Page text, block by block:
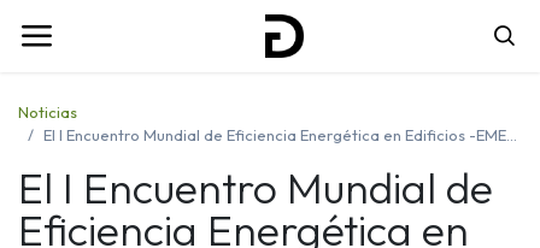
Noticias
El I Encuentro Mundial de Eficiencia Energética en Edificios -EME3, sigue avanzando en su organización y generando máxima expectación
El I Encuentro Mundial de
Eficiencia Energética en